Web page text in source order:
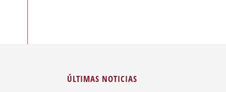
ÚLTIMAS NOTICIAS